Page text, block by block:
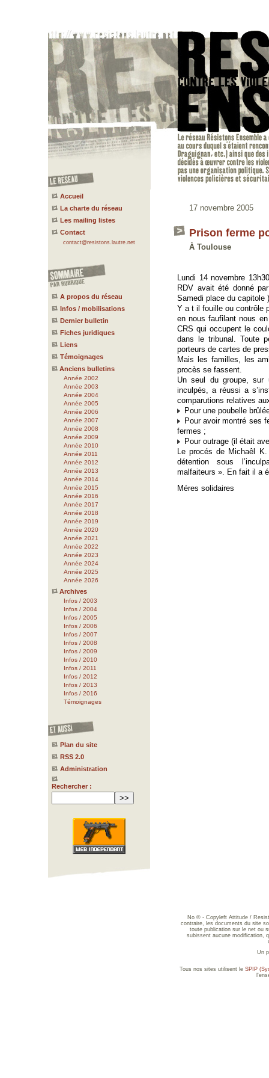
Accueil
La charte du réseau
Les mailing listes
Contact
contact@resistons.lautre.net
A propos du réseau
Infos / mobilisations
Dernier bulletin
Fiches juridiques
Liens
Témoignages
Anciens bulletins
Année 2002
Année 2003
Année 2004
Année 2005
Année 2006
Année 2007
Année 2008
Année 2009
Année 2010
Année 2011
Année 2012
Année 2013
Année 2014
Année 2015
Année 2016
Année 2017
Année 2018
Année 2019
Année 2020
Année 2021
Année 2022
Année 2023
Année 2024
Année 2025
Année 2026
Archives
Infos / 2003
Infos / 2004
Infos / 2005
Infos / 2006
Infos / 2007
Infos / 2008
Infos / 2009
Infos / 2010
Infos / 2011
Infos / 2012
Infos / 2013
Infos / 2016
Témoignages
Plan du site
RSS 2.0
Administration
Rechercher :
17 novembre 2005
Prison ferme
À Toulouse
Lundi 14 novembre
RDV avait été donné
Samedi place du capitole
Y a t il fouille ou contrôle
en nous faufilant nous
CRS qui occupent le
dans le tribunal. Toute
porteurs de cartes de
Mais les familles, les
procès se fassent.
Un seul du groupe, sur
inculpés, a réussi a
comparutions relatives
Pour une poubelle
Pour avoir montré ses
fermes ;
Pour outrage (il était
Le procés de Michaêl
détention sous
malfaiteurs ». En fait il a
Méres solidaires
No © - Copyleft Attitude /
contraire, les documents du site
toute publication sur le net ou
subissent aucune modification,
Un
Tous nos sites utilisent le SPIP